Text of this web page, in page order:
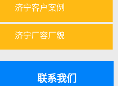
济宁客户案例
济宁厂容厂貌
联系我们